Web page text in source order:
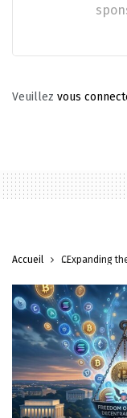
Veuillez vous
Accueil CExpanding